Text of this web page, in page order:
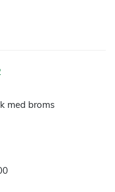
med broms